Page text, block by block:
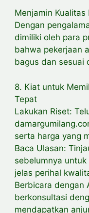
Menjamin Kualitas
Dengan
dimiliki oleh para
bahwa pekerjaan
bagus dan sesuai
8. Kiat untuk
Tepat
Lakukan Riset:
serta harga yang
Baca Ulasan:
sebelumnya
jelas perihal
Berbicara dengan
berkonsultasi
mendapatkan